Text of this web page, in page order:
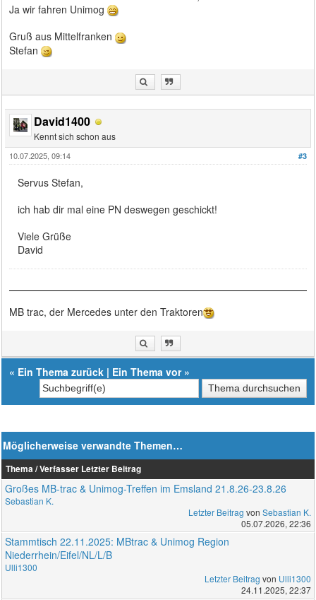
Ja wir fahren Unimog
Gruß aus Mittelfranken
Stefan
David1400
Kennt sich schon aus
#3
10.07.2025, 09:14
Servus Stefan,
ich hab dir mal eine PN deswegen geschickt!
Viele Grüße
David
MB trac, der Mercedes unter den Traktoren
« Ein Thema zurück | Ein Thema vor»
Möglicherweise verwandte Themen…
Thema / Verfasser Letzter Beitrag
Großes MB-trac & Unimog-Treffen im Emsland 21.8.26-23.8.26
Sebastian K.
Letzter Beitrag von Sebastian K.
05.07.2026, 22:36
Stammtisch 22.11.2025: MBtrac & Unimog Region
Niederrhein/Eifel/NL/L/B
Ulli1300
Letzter Beitrag von Ulli1300
24.11.2025, 22:37